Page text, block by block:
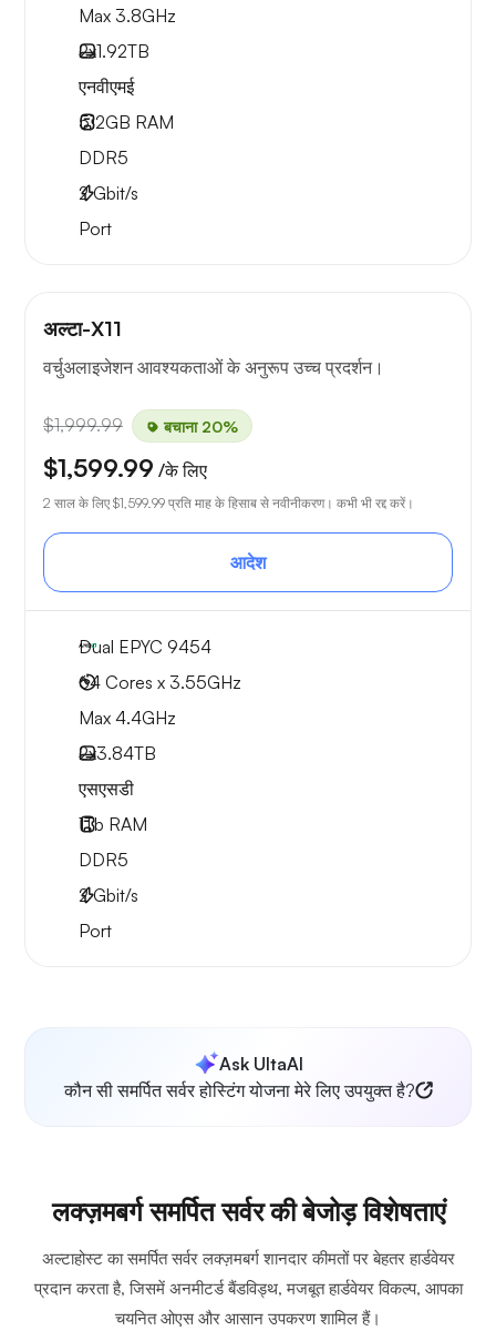
Max 3.8GHz
2x1.92TB
एनवीएमई
512GB RAM
DDR5
2Gbit/s
Port
अल्टा-X11
वर्चुअलाइजेशन आवश्यकताओं के अनुरूप उच्च प्रदर्शन।
$1,999.99 बचाना 20%
$1,599.99 /के लिए
2 साल के लिए $1,599.99 प्रति माह के हिसाब से नवीनीकरण। कभी भी रद्द करें।
आदेश
Dual EPYC 9454
64 Cores x 3.55GHz
Max 4.4GHz
2x3.84TB
एसएसडी
1Tb RAM
DDR5
2Gbit/s
Port
Ask UltaAI
कौन सी समर्पित सर्वर होस्टिंग योजना मेरे लिए उपयुक्त है?
लक्ज़मबर्ग समर्पित सर्वर की बेजोड़ विशेषताएं
अल्टाहोस्ट का समर्पित सर्वर लक्ज़मबर्ग शानदार कीमतों पर बेहतर हार्डवेयर
प्रदान करता है, जिसमें अनमीटर्ड बैंडविड्थ, मजबूत हार्डवेयर विकल्प, आपका
चयनित ओएस और आसान उपकरण शामिल हैं।